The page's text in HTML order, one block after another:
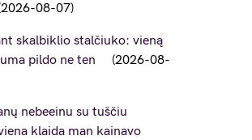
2026-08-07
skalbiklio stalčiuko: vieną
pildo ne ten
2026-08-
nebeeinu su tuščiu
klaida man kainavo